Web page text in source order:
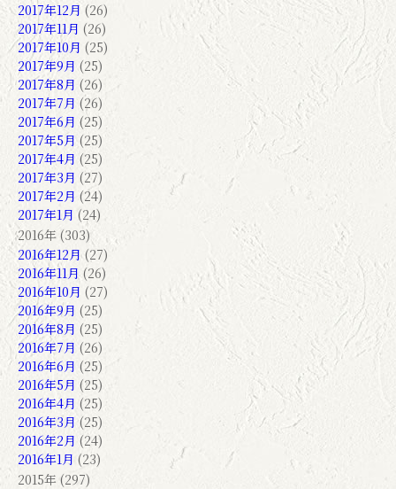
2017年12月 (26)
2017年11月 (26)
2017年10月 (25)
2017年9月 (25)
2017年8月 (26)
2017年7月 (26)
2017年6月 (25)
2017年5月 (25)
2017年4月 (25)
2017年3月 (27)
2017年2月 (24)
2017年1月 (24)
2016年 (303)
2016年12月(27)
2016年11月 (26)
2016年10月 (27)
2016年9月 (25)
2016年8月 (25)
2016年7月 (26)
2016年6月 (25)
2016年5月 (25)
2016年4月 (25)
2016年3月 (25)
2016年2月 (24)
2016年1月 (23)
2015年 (297)